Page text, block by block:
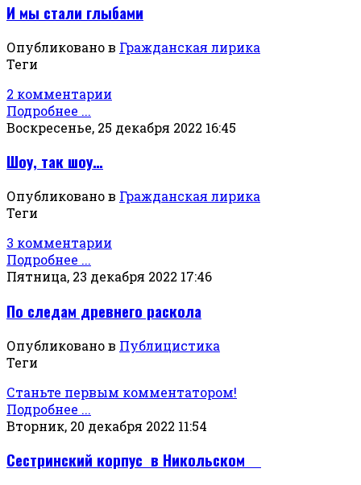
И мы стали глыбами
Опубликовано в Гражданская лирика
Теги
2 комментарии
Подробнее ...
Воскресенье, 25 декабря 2022 16:45
Шоу, так шоу…
Опубликовано в Гражданская лирика
Теги
3 комментарии
Подробнее ...
Пятница, 23 декабря 2022 17:46
По следам древнего раскола
Опубликовано в Публицистика
Теги
Станьте первым комментатором!
Подробнее ...
Вторник, 20 декабря 2022 11:54
Сестринский корпус в Никольском